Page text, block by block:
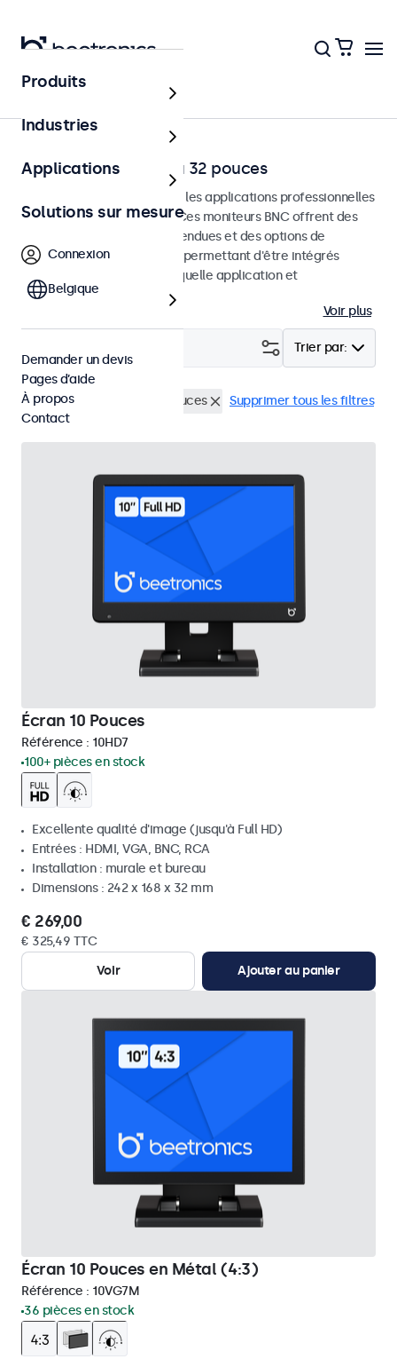
Accueil
Moniteurs BNC de 7 à 32 pouces
Moniteurs BNC conçus pour les applications professionnelles
et une utilisation continue. Ces moniteurs BNC offrent des
options de configuration étendues et des options de
montage polyvalentes, leur permettant d'être intégrés
facilement dans n'importe quelle application et
environnement.
Voir plus
Trier par:
BNC (CVBS) Écrans 10 pouces Supprimer tous les filtres
Écran 10 Pouces
Référence : 10HD7
100+ pièces en stock
Excellente qualité d'image (jusqu'à Full HD)
Entrées : HDMI, VGA, BNC, RCA
Installation : murale et bureau
Dimensions : 242 x 168 x 32 mm
€ 269,00
€ 325,49 TTC
Voir
Ajouter au panier
Écran 10 Pouces en Métal (4:3)
Référence : 10VG7M
36 pièces en stock
Produits
Industries
Applications
Solutions sur mesure
Connexion
Belgique
Demander un devis
Pages d’aide
À propos
Contact